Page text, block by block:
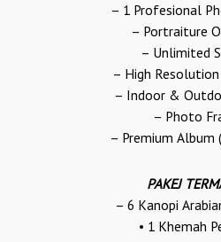
– 1 Profesional
– Portraiture
– Unlimited
– High Resolution
– Indoor &
– Photo
– Premium Album
PAKEJ
– 6 Kanopi
• 1 Khemah